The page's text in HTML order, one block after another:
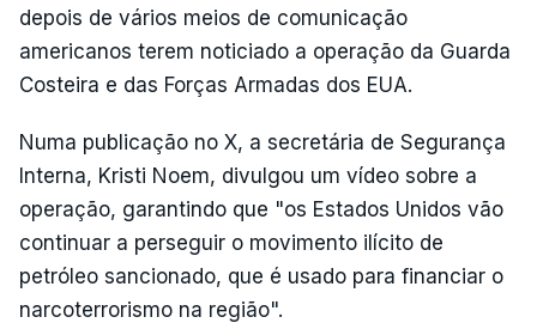
depois de vários meios de comunicação
americanos terem noticiado a operação da Guarda
Costeira e das Forças Armadas dos EUA.
Numa publicação no X, a secretária de Segurança
Interna, Kristi Noem, divulgou um vídeo sobre a
operação, garantindo que "os Estados Unidos vão
continuar a perseguir o movimento ilícito de
petróleo sancionado, que é usado para financiar o
narcoterrorismo na região".